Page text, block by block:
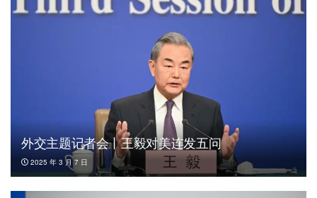
外交主题记者会丨王毅对美连发五问
2025 年 3 月 7 日